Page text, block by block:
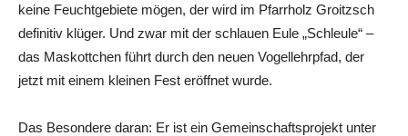
keine Feuchtgebiete mögen, der wird im Pfarrholz Groitzsch
definitiv klüger. Und zwar mit der schlauen Eule „Schleule“ –
das Maskottchen führt durch den neuen Vogellehrpfad, der
jetzt mit einem kleinen Fest eröffnet wurde.
Das Besondere daran: Er ist ein Gemeinschaftsprojekt unter